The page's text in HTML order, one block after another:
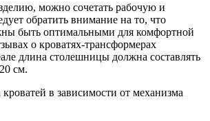
можно сочетать рабочую и
обратить внимание на то, что
быть оптимальными для комфортной
о кроватях-трансформерах
длина столешницы должна составлять
см.
в зависимости от механизма